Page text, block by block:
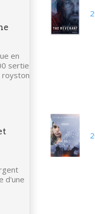
en
sertie
royston
d'une